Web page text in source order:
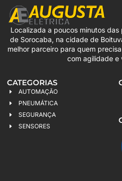
Localizada a poucos minutos
de Sorocaba, na cidade de
melhor parceiro para quem
com agilidade e
CATEGORIAS
AUTOMAÇÃO
PNEUMÁTICA
SEGURANÇA
SENSORES